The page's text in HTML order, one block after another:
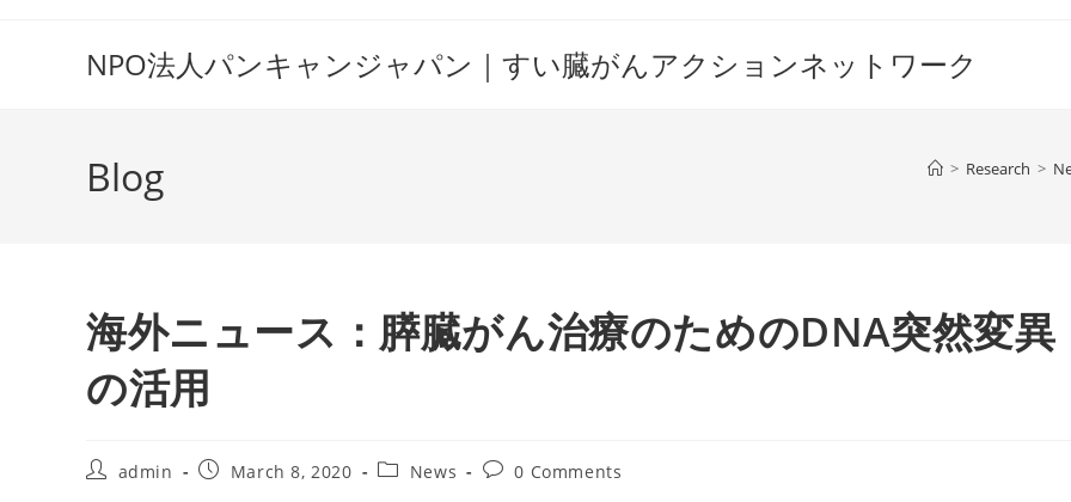
NPO法人パンキャンジャパン｜すい臓がんアクションネットワーク
Blog > Research >
海外ニュース：膵臓がん治療のためのDNA突然変異
の活用
Postadmin
PostMarch 8, 2020
PostNews
Post0 Comments